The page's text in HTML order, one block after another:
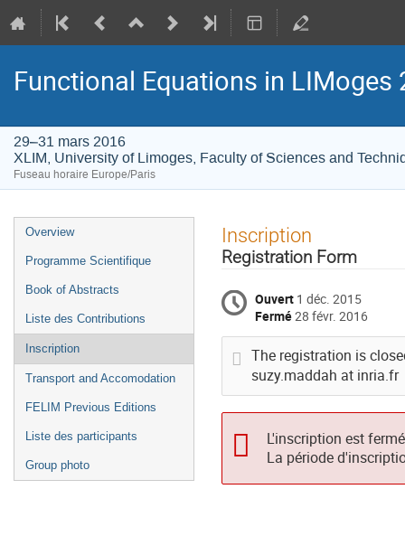
Functional Equations in LIMoges
29–31 mars 2016
XLIM, University of Limoges, Faculty of Sciences and
Fuseau horaire Europe/Paris
Menu
de
Overview
Programme Scientifique
Book of Abstracts
Liste des Contributions
Inscription
Transport and Accomodation
FELIM Previous Editions
Liste des participants
Group photo
Inscription
Registration Form
Ouvert 1 déc. 2015
Fermé28 févr. 2016
The registration is
suzy.maddah at inria.fr
L'inscription est
La période